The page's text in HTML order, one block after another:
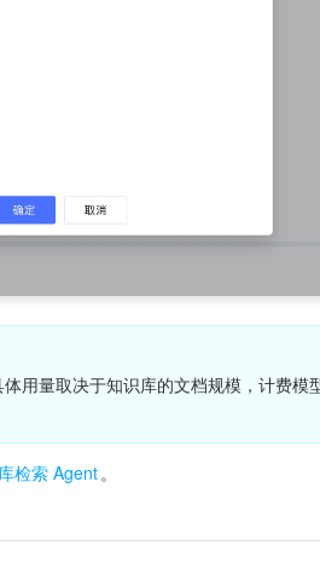
用量取决于知识库的文档规模，计费模
检索 Agent 。